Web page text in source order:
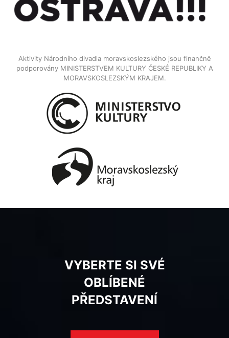
Aktivity Národního divadla moravskoslezského jsou finančně
podporovány MINISTERSTVEM KULTURY ČESKÉ REPUBLIKY A
MORAVSKOSLEZSKÝM KRAJEM.
VYBERTE SI SVÉ
OBLÍBENÉ
PŘEDSTAVENÍ